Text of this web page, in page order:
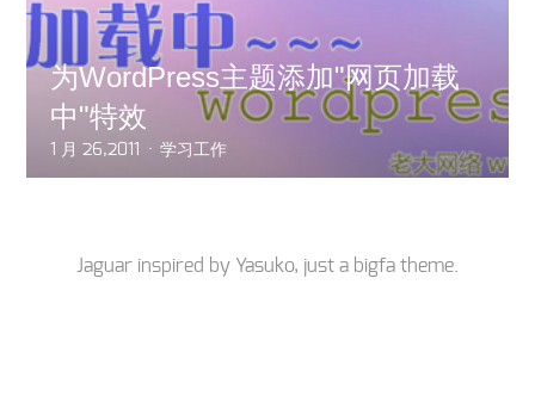
为WordPress主题添加"网页加载
中"特效
1 月 26,2011 学习工作
Jaguar inspired by Yasuko, just a bigfa theme.